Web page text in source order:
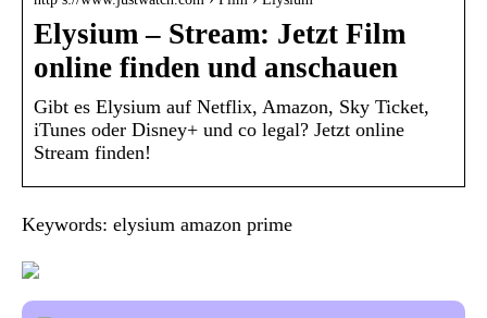
Elysium – Stream: Jetzt Film
online finden und anschauen
Gibt es Elysium auf Netflix, Amazon, Sky Ticket,
iTunes oder Disney+ und co legal? Jetzt online
Stream finden!
Keywords: elysium amazon prime